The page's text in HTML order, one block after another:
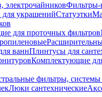
электрочайников
украшенийСтатуэтки
для проточных фильтров
ваннПлинтусы для
Комплектующие
фильтры, системы
Люки сантехнические